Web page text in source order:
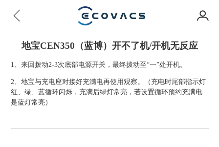
地宝CEN350（蓝博）开不了机/开机无反应
1、来回拨动2-3次底部电源开关，最终拨动至“一”处开机。
2、地宝与充电座对接好充满电再使用观察。（充电时尾部指示灯
红、绿、蓝循环闪烁，充满后绿灯常亮，若设置循环预约充满电
是蓝灯常亮）